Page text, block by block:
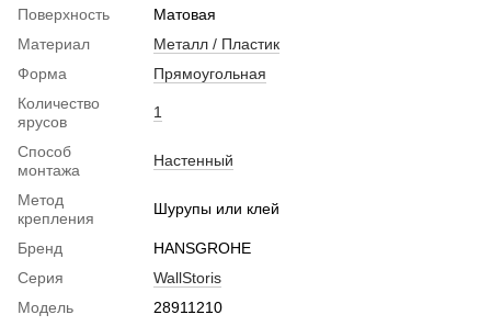
Поверхность
Матовая
Материал
Металл / Пластик
Форма
Прямоугольная
Количество
ярусов
1
Способ
монтажа
Настенный
Метод
крепления
Шурупы или клей
Бренд
HANSGROHE
Серия
WallStoris
Модель
28911210